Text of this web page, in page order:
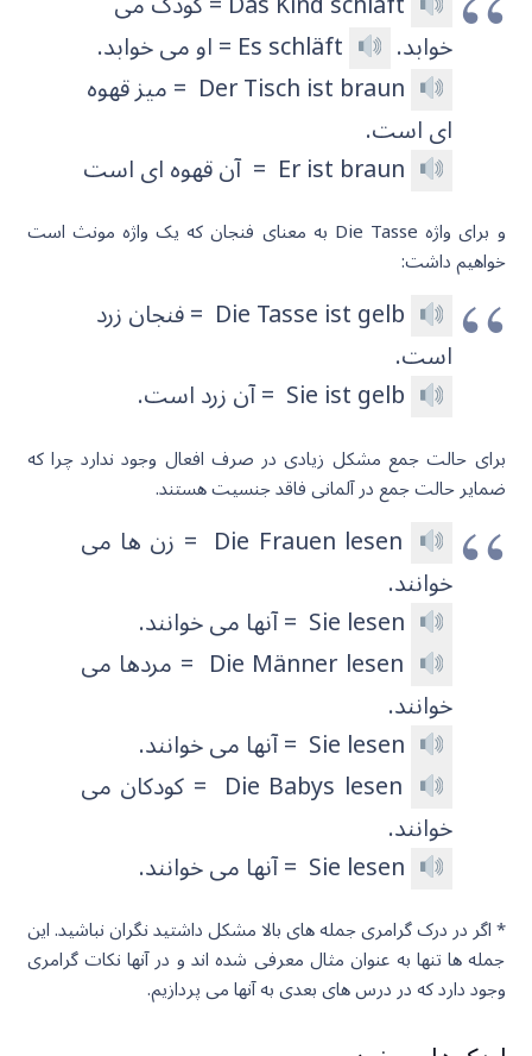
خوابد.
Es schläft = او می خوابد.
Der Tisch ist braun = میز قهوه
ای است.
Er ist braun = آن قهوه ای است
و برای واژه Die Tasse به معنای فنجان که یک واژه مونث است
خواهیم داشت:
Die Tasse ist gelb = فنجان زرد
است.
Sie ist gelb = آن زرد است.
برای حالت جمع مشکل زیادی در صرف افعال وجود ندارد چرا که
ضمایر حالت جمع در آلمانی فاقد جنسیت هستند.
Die Frauen lesen = زن ها می
خوانند.
Sie lesen = آنها می خوانند.
Die Männer lesen = مردها می
خوانند.
Sie lesen = آنها می خوانند.
Die Babys lesen = کودکان می
خوانند.
Sie lesen = آنها می خوانند.
* اگر در درک گرامری جمله های بالا مشکل داشتید نگران نباشید. این
جمله ها تنها به عنوان مثال معرفی شده اند و در آنها نکات گرامری
وجود دارد که در درس های بعدی به آنها می پردازیم.